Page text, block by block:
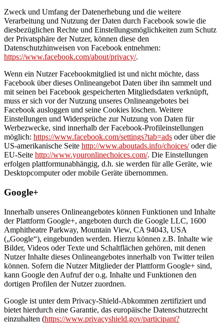
Zweck und Umfang der Datenerhebung und die weitere
Verarbeitung und Nutzung der Daten durch Facebook sowie die
diesbezüglichen Rechte und Einstellungsmöglichkeiten zum Schutz
der Privatsphäre der Nutzer, können diese den
Datenschutzhinweisen von Facebook entnehmen:
https://www.facebook.com/about/privacy/.
Wenn ein Nutzer Facebookmitglied ist und nicht möchte, dass
Facebook über dieses Onlineangebot Daten über ihn sammelt und
mit seinen bei Facebook gespeicherten Mitgliedsdaten verknüpft,
muss er sich vor der Nutzung unseres Onlineangebotes bei
Facebook ausloggen und seine Cookies löschen. Weitere
Einstellungen und Widersprüche zur Nutzung von Daten für
Werbezwecke, sind innerhalb der Facebook-Profileinstellungen
möglich: https://www.facebook.com/settings?tab=ads oder über die
US-amerikanische Seite http://www.aboutads.info/choices/oder die
EU-Seite http://www.youronlinechoices.com/. Die Einstellungen
erfolgen plattformunabhängig, d.h. sie werden für alle Geräte, wie
Desktopcomputer oder mobile Geräte übernommen.
Google+
Innerhalb unseres Onlineangebotes können Funktionen und Inhalte
der Plattform Google+, angeboten durch die Google LLC, 1600
Amphitheatre Parkway, Mountain View, CA 94043, USA
(„Google“), eingebunden werden. Hierzu können z.B. Inhalte wie
Bilder, Videos oder Texte und Schaltflächen gehören, mit denen
Nutzer Inhalte dieses Onlineangebotes innerhalb von Twitter teilen
können. Sofern die Nutzer Mitglieder der Plattform Google+ sind,
kann Google den Aufruf der o.g. Inhalte und Funktionen den
dortigen Profilen der Nutzer zuordnen.
Google ist unter dem Privacy-Shield-Abkommen zertifiziert und
bietet hierdurch eine Garantie, das europäische Datenschutzrecht
einzuhalten (https://www.privacyshield.gov/participant?